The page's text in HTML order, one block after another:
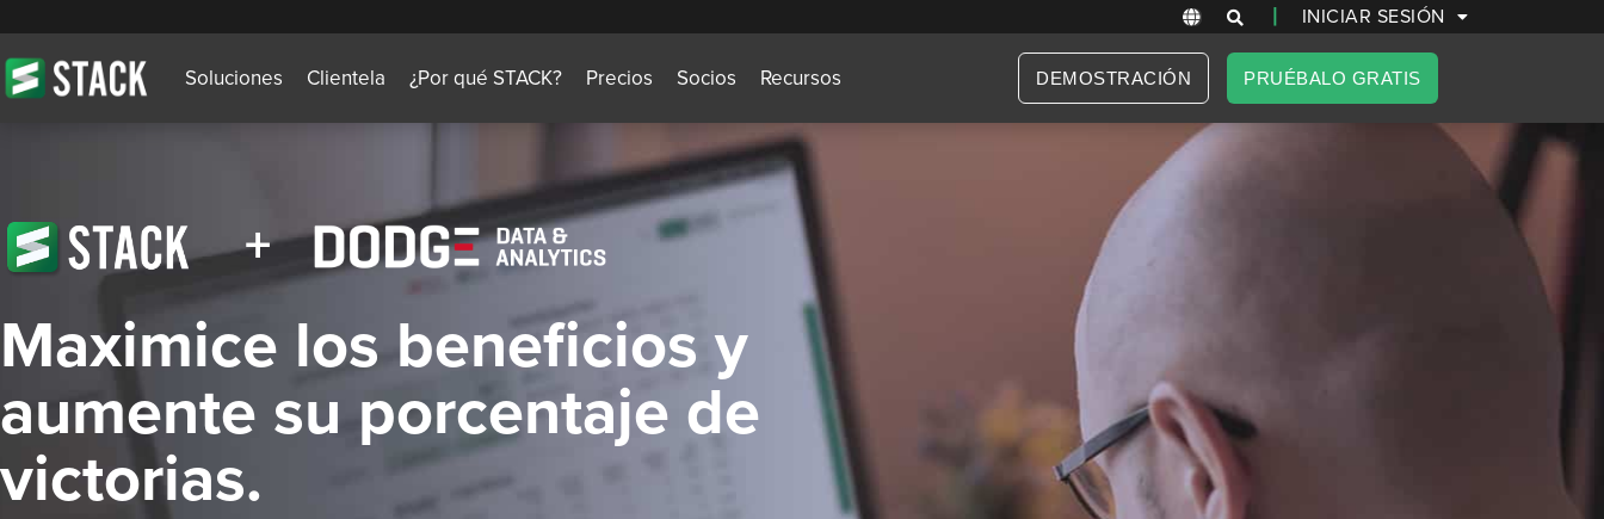
| INICIAR SESIÓN
Soluciones Clientela ¿Por qué STACK? Precios Socios Recursos DEMOSTRACIÓN PRUÉBALO GRATIS
+
Maximice los beneficios y
aumente su porcentaje de
victorias.